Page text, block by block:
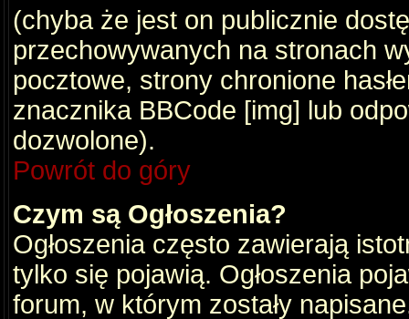
(chyba że jest on publicznie
przechowywanych na stronach
pocztowe, strony chronione
znacznika BBCode [img] lub
dozwolone).
Powrót do góry
Czym są Ogłoszenia?
Ogłoszenia często zawierają
tylko się pojawią. Ogłoszenia
forum, w którym zostały